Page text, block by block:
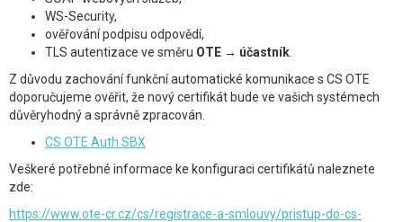
WS-Security,
ověřování podpisu odpovědí,
TLS autentizace ve směru OTE → účastník
Z důvodu zachování funkční automatické komunikace s CS OTE
doporučujeme ověřit, že nový certifikát bude ve vašich systémech
důvěryhodný a správně zpracován.
CS OTE Auth SBX
Veškeré potřebné informace ke konfiguraci certifikátů naleznete
zde:
https://www.ote-cr.cz/cs/registrace-a-smlouvy/pristup-do-cs-